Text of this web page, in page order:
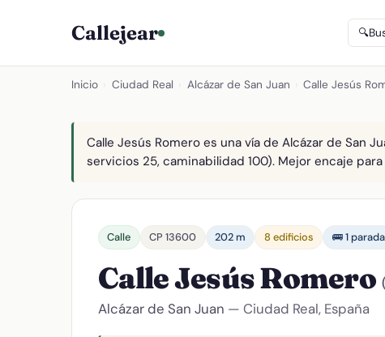
Callejear 🔍
Inicio Ciudad Real Alcázar de San Juan Calle Jesús
Calle Jesús Romero es una vía de Alcázar de San
servicios 25, caminabilidad 100). Mejor encaje
Calle CP 13600 202 m 8 edificios 🚌 1
Calle Jesús Romero
Alcázar de San Juan — Ciudad Real, España